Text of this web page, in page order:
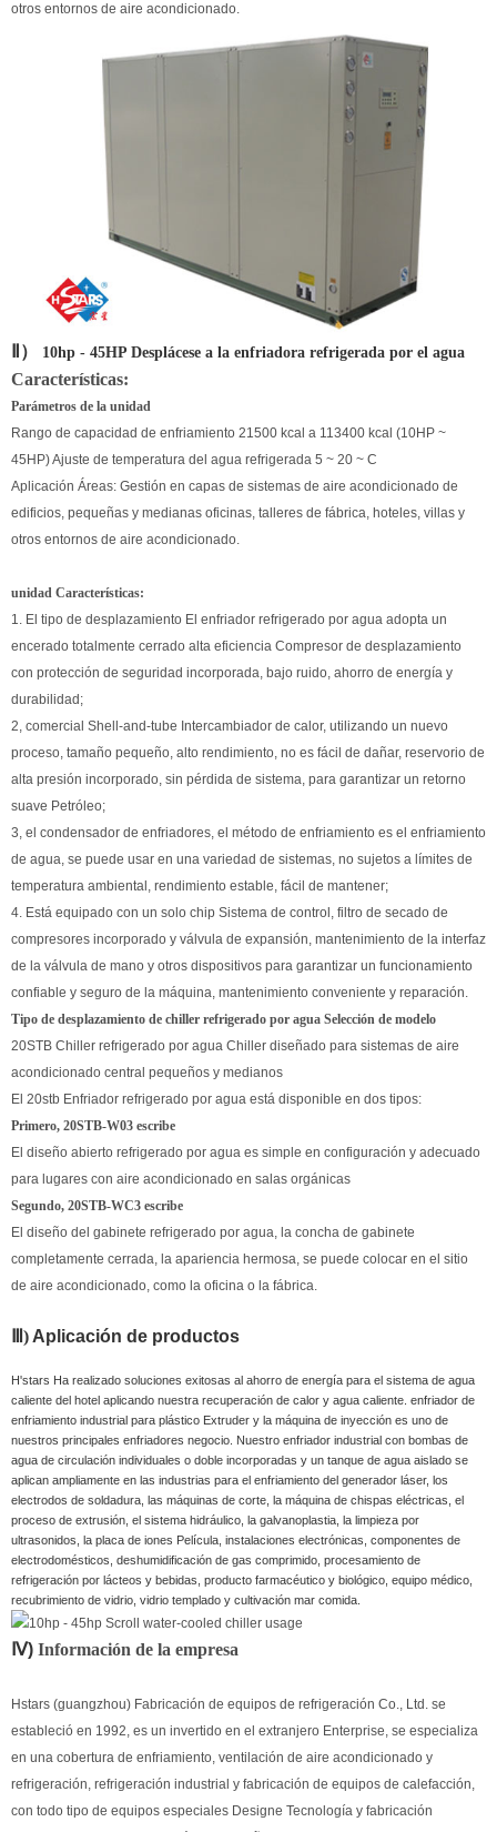
otros entornos de aire acondicionado.
Ⅱ） 10hp - 45HP Desplácese a la enfriadora refrigerada por el agua
Características:
Parámetros de la unidad
Rango de capacidad de enfriamiento 21500 kcal a 113400 kcal (10HP ~
45HP) Ajuste de temperatura del agua refrigerada 5 ~ 20 ~ C
Aplicación Áreas: Gestión en capas de sistemas de aire acondicionado de
edificios, pequeñas y medianas oficinas, talleres de fábrica, hoteles, villas y
otros entornos de aire acondicionado.
unidad Características:
1. El tipo de desplazamiento El enfriador refrigerado por agua adopta un
encerado totalmente cerrado alta eficiencia Compresor de desplazamiento
con protección de seguridad incorporada, bajo ruido, ahorro de energía y
durabilidad;
2, comercial Shell-and-tube Intercambiador de calor, utilizando un nuevo
proceso, tamaño pequeño, alto rendimiento, no es fácil de dañar, reservorio de
alta presión incorporado, sin pérdida de sistema, para garantizar un retorno
suave Petróleo;
3, el condensador de enfriadores, el método de enfriamiento es el enfriamiento
de agua, se puede usar en una variedad de sistemas, no sujetos a límites de
temperatura ambiental, rendimiento estable, fácil de mantener;
4. Está equipado con un solo chip Sistema de control, filtro de secado de
compresores incorporado y válvula de expansión, mantenimiento de la interfaz
de la válvula de mano y otros dispositivos para garantizar un funcionamiento
confiable y seguro de la máquina, mantenimiento conveniente y reparación.
Tipo de desplazamiento de chiller refrigerado por agua Selección de modelo
20STB Chiller refrigerado por agua Chiller diseñado para sistemas de aire
acondicionado central pequeños y medianos
El 20stb Enfriador refrigerado por agua está disponible en dos tipos:
Primero, 20STB-W03 escribe
El diseño abierto refrigerado por agua es simple en configuración y adecuado
para lugares con aire acondicionado en salas orgánicas
Segundo, 20STB-WC3 escribe
El diseño del gabinete refrigerado por agua, la concha de gabinete
completamente cerrada, la apariencia hermosa, se puede colocar en el sitio
de aire acondicionado, como la oficina o la fábrica.
Ⅲ) Aplicación de productos
H'stars Ha realizado soluciones exitosas al ahorro de energía para el sistema de agua
caliente del hotel aplicando nuestra recuperación de calor y agua caliente. enfriador de
enfriamiento industrial para plástico Extruder y la máquina de inyección es uno de
nuestros principales enfriadores negocio. Nuestro enfriador industrial con bombas de
agua de circulación individuales o doble incorporadas y un tanque de agua aislado se
aplican ampliamente en las industrias para el enfriamiento del generador láser, los
electrodos de soldadura, las máquinas de corte, la máquina de chispas eléctricas, el
proceso de extrusión, el sistema hidráulico, la galvanoplastia, la limpieza por
ultrasonidos, la placa de iones Película, instalaciones electrónicas, componentes de
electrodomésticos, deshumidificación de gas comprimido, procesamiento de
refrigeración por lácteos y bebidas, producto farmacéutico y biológico, equipo médico,
recubrimiento de vidrio, vidrio templado y cultivación mar comida.
Ⅳ) Información de la empresa
Hstars (guangzhou) Fabricación de equipos de refrigeración Co., Ltd. se
estableció en 1992, es un invertido en el extranjero Enterprise, se especializa
en una cobertura de enfriamiento, ventilación de aire acondicionado y
refrigeración, refrigeración industrial y fabricación de equipos de calefacción,
con todo tipo de equipos especiales Designe Tecnología y fabricación